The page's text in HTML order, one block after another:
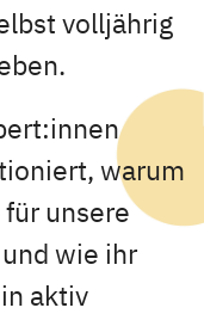
volljährig
warum
unsere
wie ihr
aktiv